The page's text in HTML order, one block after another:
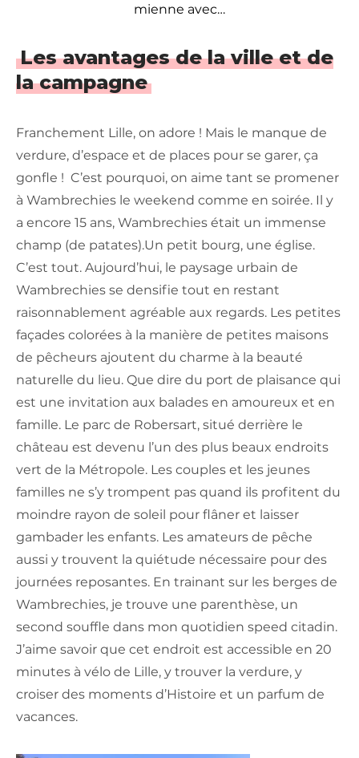
mienne avec…
Les avantages de la ville et de
la campagne
Franchement Lille, on adore ! Mais le manque de
verdure, d’espace et de places pour se garer, ça
gonfle ! C’est pourquoi, on aime tant se promener
à Wambrechies le weekend comme en soirée. Il y
a encore 15 ans, Wambrechies était un immense
champ (de patates).Un petit bourg, une église.
C’est tout. Aujourd’hui, le paysage urbain de
Wambrechies se densifie tout en restant
raisonnablement agréable aux regards. Les petites
façades colorées à la manière de petites maisons
de pêcheurs ajoutent du charme à la beauté
naturelle du lieu. Que dire du port de plaisance qui
est une invitation aux balades en amoureux et en
famille. Le parc de Robersart, situé derrière le
château est devenu l’un des plus beaux endroits
vert de la Métropole. Les couples et les jeunes
familles ne s’y trompent pas quand ils profitent du
moindre rayon de soleil pour flâner et laisser
gambader les enfants. Les amateurs de pêche
aussi y trouvent la quiétude nécessaire pour des
journées reposantes. En trainant sur les berges de
Wambrechies, je trouve une parenthèse, un
second souffle dans mon quotidien speed citadin.
J’aime savoir que cet endroit est accessible en 20
minutes à vélo de Lille, y trouver la verdure, y
croiser des moments d’Histoire et un parfum de
vacances.